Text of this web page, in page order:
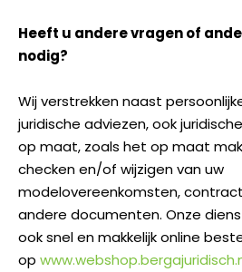
Heeft u andere vragen of
nodig?
Wij verstrekken naast
juridische adviezen, ook
op maat, zoals het op maat
checken en/of wijzigen van uw
modelovereenkomsten,
andere documenten. Onze
ook snel en makkelijk online
op